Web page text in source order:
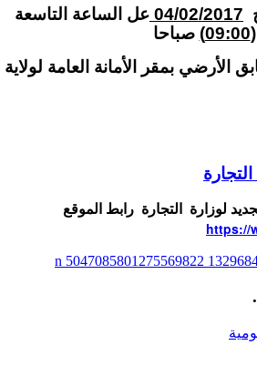
04/ عل الساعة التاسعة
صباحا
بمقر الأمانة العامة لولاية إيليزي
التجارة رابط الموقع